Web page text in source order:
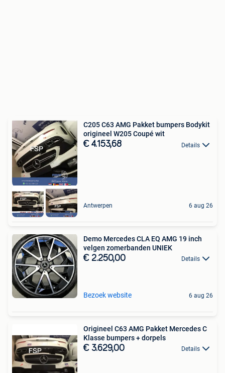
C205 C63 AMG Pakket bumpers Bodykit
origineel W205 Coupé wit
€ 4.153,68 Details
Antwerpen 6 aug 26
Demo Mercedes CLA EQ AMG 19 inch
velgen zomerbanden UNIEK
€ 2.250,00 Details
Bezoek website 6 aug 26
Origineel C63 AMG Pakket Mercedes C
Klasse bumpers + dorpels
€ 3.629,00 Details